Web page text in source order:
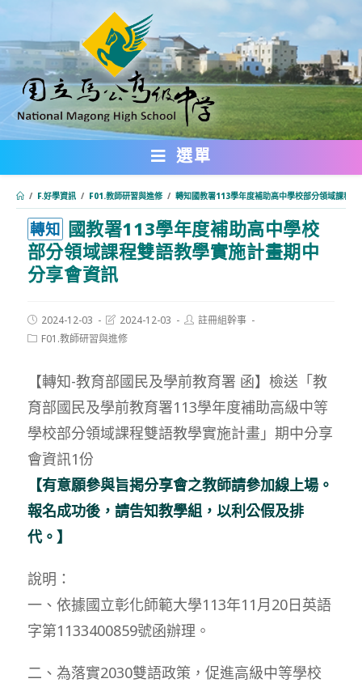
轉
主
要
內
選單
/ F.好學資訊 / F01.教師研習與進修 / 轉知國教署113學年度補助高中學校部分領域課程
轉知 國教署113學年度補助高中學校
部分領域課程雙語教學實施計畫期中
分享會資訊
Post
published:
2024-12-03
Post
last
modified:
2024-12-03
Post註冊組幹事
PostF01.教師研習與進修
【轉知-教育部國民及學前教育署 函】檢送「教
育部國民及學前教育署113學年度補助高級中等
學校部分領域課程雙語教學實施計畫」期中分享
會資訊1份
【有意願參與旨掲分享會之教師請參加線上場。
報名成功後，請告知教學組，以利公假及排
代。】
說明：
一、依據國立彰化師範大學113年11月20日英語
字第1133400859號函辦理。
二、為落實2030雙語政策，促進高級中等學校